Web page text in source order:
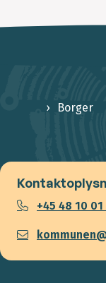
Borger
+45 48 10